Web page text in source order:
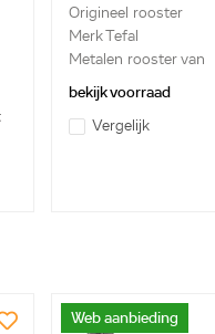
Origineel rooster
Merk Tefal
Metalen rooster van
luchtinla...
bekijk voorraad
Vergelijk
Web aanbieding